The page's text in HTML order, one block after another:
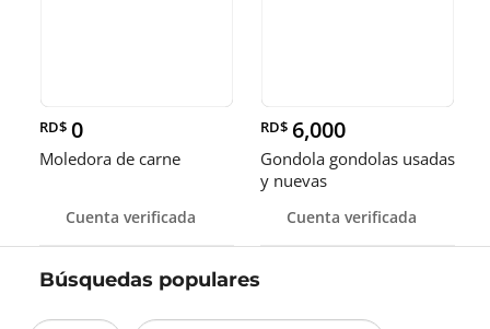
RD$ 0
Moledora de carne
Cuenta verificada
RD$ 6,000
Gondola gondolas usadas
y nuevas
Cuenta verificada
Búsquedas populares